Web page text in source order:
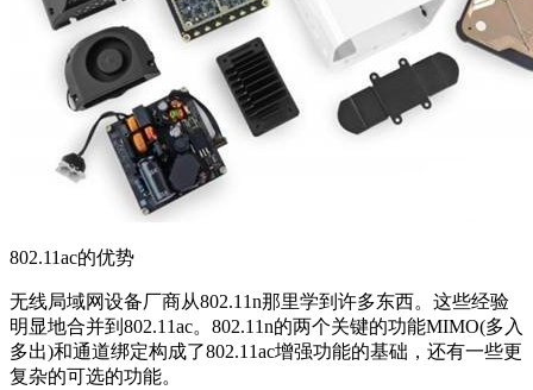
802.11ac的优势
无线局域网设备厂商从802.11n那里学到许多东西。这些经验
明显地合并到802.11ac。802.11n的两个关键的功能MIMO(多入
多出)和通道绑定构成了802.11ac增强功能的基础，还有一些更
复杂的可选的功能。